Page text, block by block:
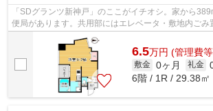
「SDグランツ新神戸」のここがイチオシ。家から
便局があります。共用部にはエレベータ・敷地内ごみ
やサービスが揃っているので便利です。...
6.5万円 (管理費
敷金 0ヶ月 礼金
6階 / 1R / 29.38㎡